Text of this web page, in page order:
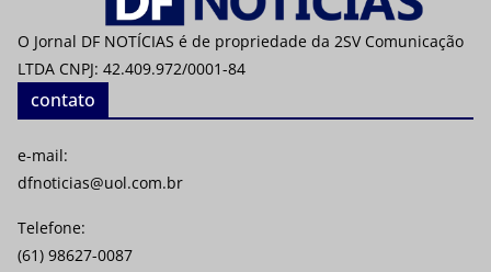
O Jornal DF NOTÍCIAS é de propriedade da 2SV Comunicação
LTDA CNPJ: 42.409.972/0001-84
contato
e-mail:
dfnoticias@uol.com.br
Telefone:
(61) 98627-0087